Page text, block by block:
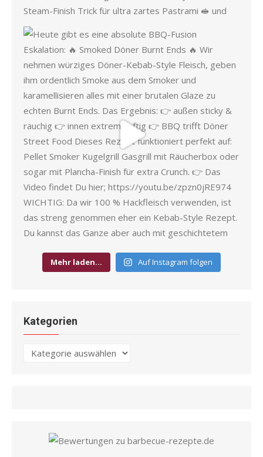
Mehr laden… Auf Instagram folgen
Kategorien
Kategorien